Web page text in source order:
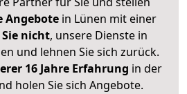
Angebote in Lünen mit einer
nicht, unsere Dienste in
und lehnen Sie sich zurück.
16 Jahre Erfahrung in der
holen Sie sich Angebote.